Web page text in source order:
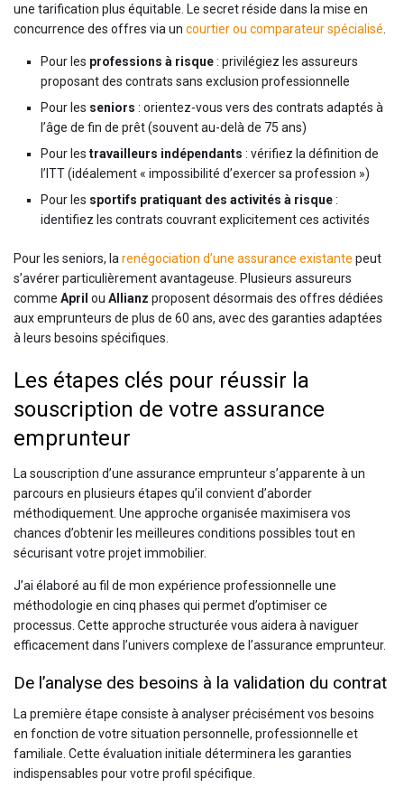
une tarification plus équitable. Le secret réside dans la mise en
concurrence des offres via un courtier ou comparateur spécialisé
Pour les professions à risque: privilégiez les assureurs
proposant des contrats sans exclusion professionnelle
Pour les seniors : orientez-vous vers des contrats adaptés à
l’âge de fin de prêt (souvent au-delà de 75 ans)
Pour les travailleurs indépendants : vérifiez la définition de
l’ITT (idéalement « impossibilité d’exercer sa profession »)
Pour les sportifs pratiquant des activités à risque:
identifiez les contrats couvrant explicitement ces activités
Pour les seniors, la renégociation d’une assurance existante peut
s’avérer particulièrement avantageuse. Plusieurs assureurs
comme April ou Allianz proposent désormais des offres dédiées
aux emprunteurs de plus de 60 ans, avec des garanties adaptées
à leurs besoins spécifiques.
Les étapes clés pour réussir la
souscription de votre assurance
emprunteur
La souscription d’une assurance emprunteur s’apparente à un
parcours en plusieurs étapes qu’il convient d’aborder
méthodiquement. Une approche organisée maximisera vos
chances d’obtenir les meilleures conditions possibles tout en
sécurisant votre projet immobilier.
J’ai élaboré au fil de mon expérience professionnelle une
méthodologie en cinq phases qui permet d’optimiser ce
processus. Cette approche structurée vous aidera à naviguer
efficacement dans l’univers complexe de l’assurance emprunteur.
De l’analyse des besoins à la validation du contrat
La première étape consiste à analyser précisément vos besoins
en fonction de votre situation personnelle, professionnelle et
familiale. Cette évaluation initiale déterminera les garanties
indispensables pour votre profil spécifique.